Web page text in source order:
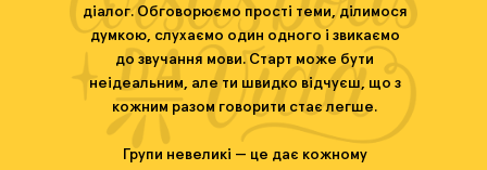
діалог. Обговорюємо прості теми, ділимося
думкою, слухаємо один одного і звикаємо
до звучання мови. Старт може бути
неідеальним, але ти швидко відчуєш, що з
кожним разом говорити стає легше.
Групи невеликі — це дає кожному